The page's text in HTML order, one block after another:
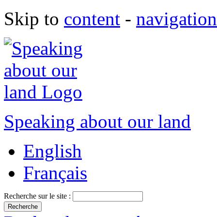
Skip to content - navigation
Speaking about our land
English
Français
Recherche sur le site :